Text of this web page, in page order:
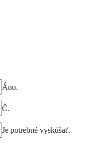
Áno.
Č.
Je potrebné vyskúšať.